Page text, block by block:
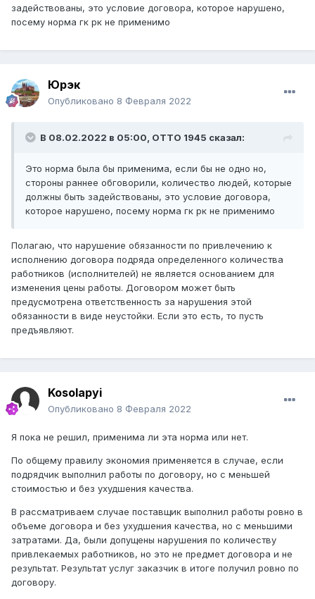
Полагаю, что в случае судебного спора, шансы у
задействованы, это условие договора, которое нарушено,
посему норма гк рк не применимо
Юрэк
Опубликовано 8 Февраля 2022
В 08.02.2022 в 05:00, ОТТО 1945 сказал:
Это норма была бы применима, если бы не одно но,
стороны раннее обговорили, количество людей, которые
должны быть задействованы, это условие договора,
которое нарушено, посему норма гк рк не применимо
Полагаю, что нарушение обязанности по привлечению к
исполнению договора подряда определенного количества
работников (исполнителей) не является основанием для
изменения цены работы. Договором может быть
предусмотрена ответственность за нарушения этой
обязанности в виде неустойки. Если это есть, то пусть
предъявляют.
Kosolapyi
Опубликовано 8 Февраля 2022
Я пока не решил, применима ли эта норма или нет.
По общему правилу экономия применяется в случае, если
подрядчик выполнил работы по договору, но с меньшей
стоимостью и без ухудшения качества.
В рассматриваем случае поставщик выполнил работы ровно в
объеме договора и без ухудшения качества, но с меньшими
затратами. Да, были допущены нарушения по количеству
привлекаемых работников, но это не предмет договора и не
результат. Результат услуг заказчик в итоге получил ровно по
договору.